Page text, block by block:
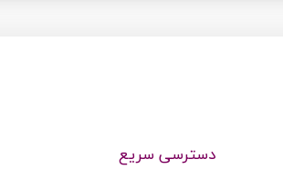
دسترسی سریع